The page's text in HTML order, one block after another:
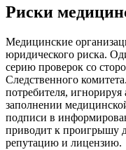
Риски
Медицинские
юридического риска.
серию проверок со
Следственного
потребителя,
заполнении
подписи в
приводит к проигрышу
репутацию и лицензию.